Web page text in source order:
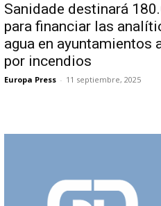
Sanidade destinará
para financiar las
agua en ayuntamientos
por incendios
Europa Press - 11 septiembre, 2025